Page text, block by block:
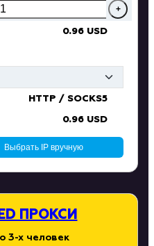
ПРОКСИ
3-х человек
+
0.96 USD
HTTP / SOCKS5
0.96 USD
Выбрать IP вручную